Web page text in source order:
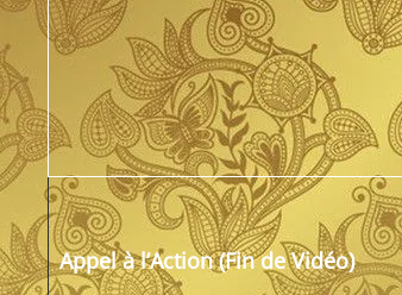
Appel à l’Action (Fin de Vidéo)